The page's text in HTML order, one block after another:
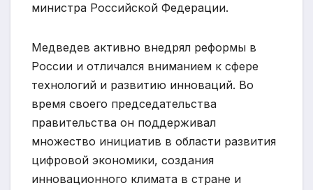
министра Российской Федерации.
Медведев активно внедрял реформы в
России и отличался вниманием к сфере
технологий и развитию инноваций. Во
время своего председательства
правительства он поддерживал
множество инициатив в области развития
цифровой экономики, создания
инновационного климата в стране и